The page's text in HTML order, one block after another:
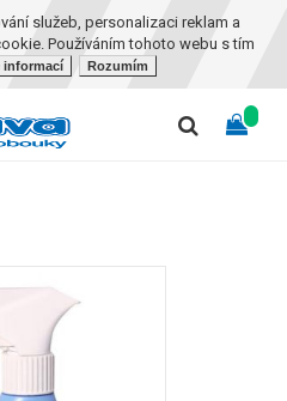
služeb, personalizaci reklam a
Používáním tohoto webu s tím
informací Rozumím